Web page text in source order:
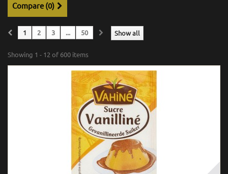
Compare (0)
Show all
1 2 3 ... 50
Showing 1 - 12 of 600 items